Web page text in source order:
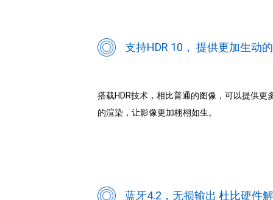
支持HDR 10， 提供更加生动
搭载HDR技术，相比普通的图像，可以提供
的渲染，让影像更加栩栩如生。
蓝牙4.2，无损输出 杜比硬件